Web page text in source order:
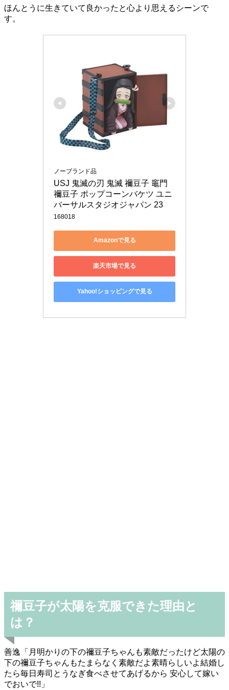
ほんとうに生きていて良かったと心より思えるシーンで
す。
ノーブランド品
USJ 鬼滅の刃 鬼滅 禰豆子 竈門
禰豆子 ポップコーンバケツ ユニ
バーサルスタジオジャパン 23
168018
Amazonで見る
楽天市場で見る
Yahoo!ショッピングで見る
禰豆子が太陽を克服できた理由と
は？
善逸「月明かりの下の禰豆子ちゃんも素敵だったけど太陽の
下の禰豆子ちゃんもたまらなく素敵だよ素晴らしいよ結婚し
たら毎日寿司とうなぎ食べさせてあげるから 安心して嫁い
でおいで!!」